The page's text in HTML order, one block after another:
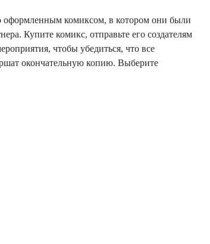
оформленным комиксом, в котором они были
Купите комикс, отправьте его создателям
чтобы убедиться, что все
окончательную копию. Выберите